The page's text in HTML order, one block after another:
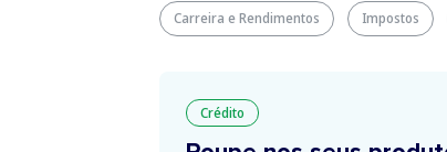
Carreira e Rendimentos Impostos
Crédito